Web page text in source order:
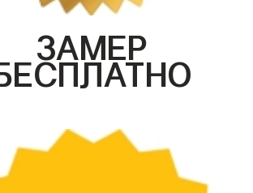
ЗАМЕР